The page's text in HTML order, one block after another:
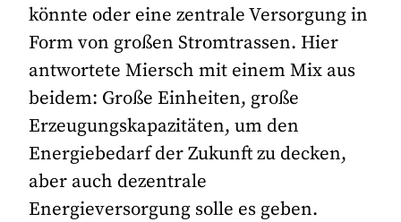
könnte oder eine zentrale Versorgung in
Form von großen Stromtrassen. Hier
antwortete Miersch mit einem Mix aus
beidem: Große Einheiten, große
Erzeugungskapazitäten, um den
Energiebedarf der Zukunft zu decken,
aber auch dezentrale
Energieversorgung solle es geben.